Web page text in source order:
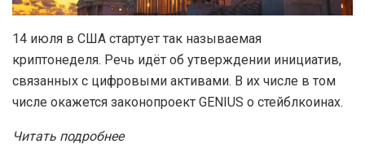
14 июля в США стартует так называемая
криптонеделя. Речь идёт об утверждении инициатив,
связанных с цифровыми активами. В их числе в том
числе окажется законопроект GENIUS о стейблкоинах.
Читать подробнее